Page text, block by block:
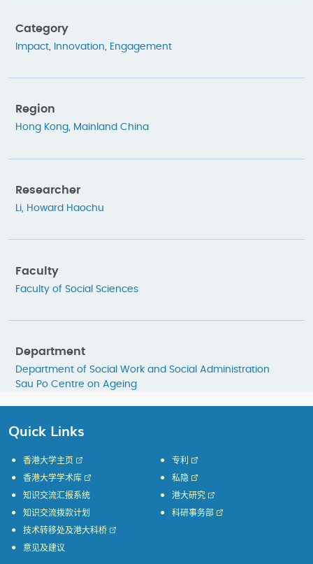
Category
Impact Innovation Engagement
Region
Hong Kong, Mainland China
Researcher
Li, Howard Haochu
Faculty
Faculty of Social Sciences
Department
Department of Social Work and Social Administration
Sau Po Centre on Ageing
Quick Links
香港大学主页
香港大学学术库
知识交流汇报系统
知识交流拨款计划
专利
私隐
港大研究
科研事务部
技术转移处及港大科桥
意见及建议